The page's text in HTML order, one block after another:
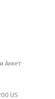
Анкет
US